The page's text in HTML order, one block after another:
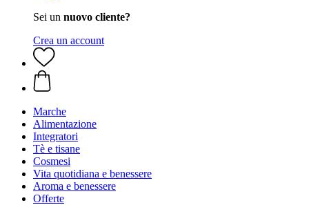
Sei un nuovo cliente?
Crea un account
Marche
Alimentazione
Integratori
Tè e tisane
Cosmesi
Vita quotidiana e benessere
Aroma e benessere
Offerte